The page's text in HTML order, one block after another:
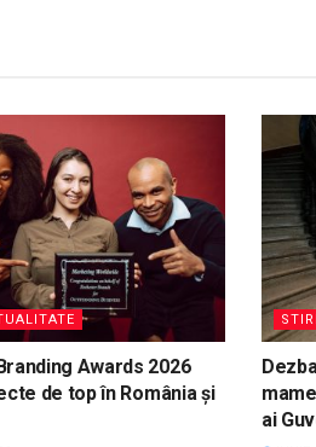
Awards 2026
de top în România și
ai